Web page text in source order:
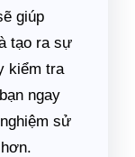
giúp
tạo ra sự
kiểm tra
ngay
sử